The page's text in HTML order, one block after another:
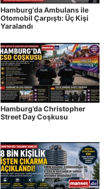
Hamburg'da Ambulans ile
Otomobil Çarpıştı: Üç Kişi
Yaralandı
Hamburg’da Christopher
Street Day Coşkusu